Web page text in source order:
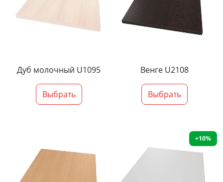
Дуб молочный U1095
Выбрать
Венге U2108
Выбрать
+10%